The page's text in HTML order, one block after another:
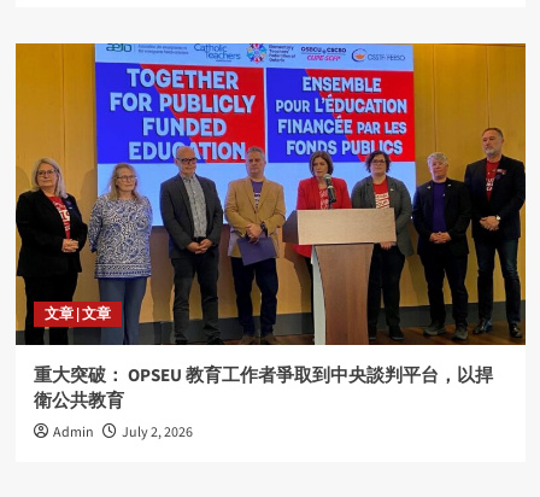
文章 | 文章
重大突破： OPSEU 教育工作者爭取到中央談判平台，以捍
衛公共教育
Admin July 2, 2026